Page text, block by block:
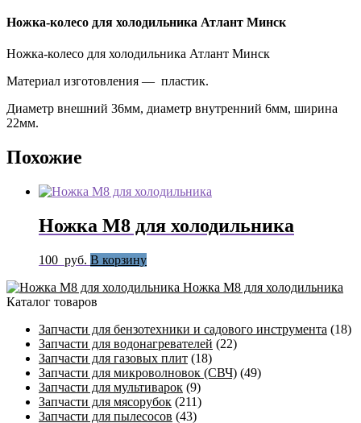
Ножка-колесо для холодильника Атлант Минск
Ножка-колесо для холодильника Атлант Минск
Материал изготовления — пластик.
Диаметр внешний 36мм, диаметр внутренний 6мм, ширина
22мм.
Похожие
Ножка М8 для холодильника
100 руб. В корзину
Ножка М8 для холодильника
Каталог товаров
Запчасти для бензотехники и садового инструмента (18)
Запчасти для водонагревателей (22)
Запчасти для газовых плит (18)
Запчасти для микроволновок (СВЧ) (49)
Запчасти для мультиварок (9)
Запчасти для мясорубок (211)
Запчасти для пылесосов (43)